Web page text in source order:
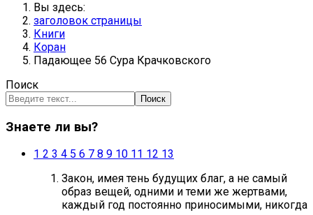
Вы здесь:
заголовок страницы
Книги
Коран
Падающее 56 Сура Крачковского
Поиск
Поиск
Знаете ли вы?
1 2 3 4 5 6 7 8 9 10 11 12 13
Закон, имея тень будущих благ, а не самый
образ вещей, одними и теми же жертвами,
каждый год постоянно приносимыми, никогда